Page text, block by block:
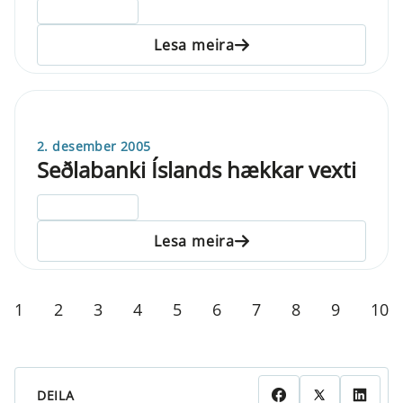
Lesa meira
2. desember 2005
Seðlabanki Íslands hækkar vexti
Lesa meira
1 2 3 4 5 6 7 8 9 10
DEILA